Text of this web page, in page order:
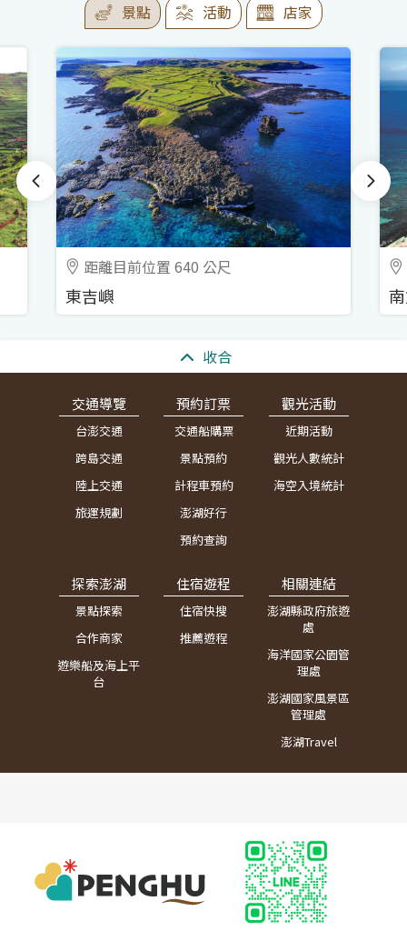
景點 活動 店家
距離目前位置 640 公尺
東吉嶼
收合
交通導覽
台澎交通
跨島交通
陸上交通
旅運規劃
預約訂票
交通船購票
景點預約
計程車預約
澎湖好行
預約查詢
觀光活動
近期活動
觀光人數統計
海空入境統計
探索澎湖
景點探索
合作商家
遊樂船及海上平
台
住宿遊程
住宿快搜
推薦遊程
相關連結
澎湖縣政府旅遊
處
海洋國家公園管
理處
澎湖國家風景區
管理處
澎湖Travel